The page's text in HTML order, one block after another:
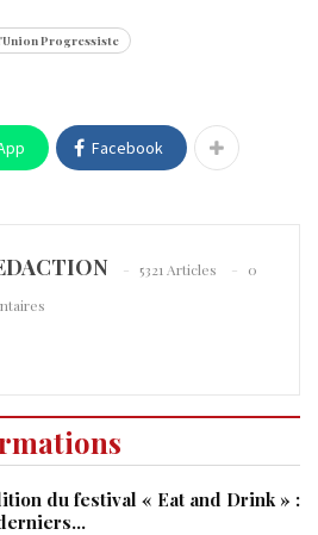
Progressiste
Facebook
5321 Articles
0
du festival « Eat and Drink » :